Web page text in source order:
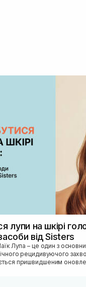
лупи на шкірі
від Sisters
рецидивуючого
пришвидшеним